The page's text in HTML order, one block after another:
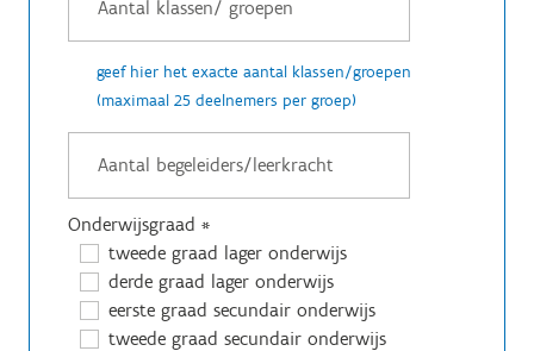
geef hier het exacte aantal klassen/groepen
(maximaal 25 deelnemers per groep)
Onderwijsgraad *
tweede graad lager onderwijs
derde graad lager onderwijs
eerste graad secundair onderwijs
tweede graad secundair onderwijs